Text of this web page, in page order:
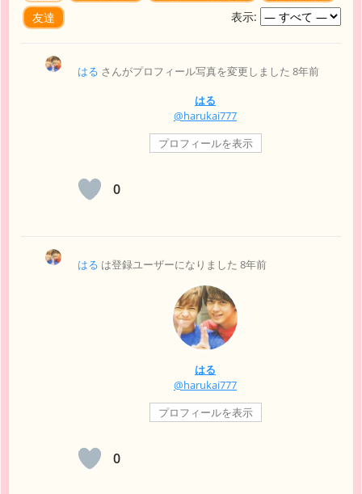
友達
表示:
はる さんがプロフィール写真を変更しました 8年前
はる
@harukai777
プロフィールを表示
0
はる は登録ユーザーになりました 8年前
はる
@harukai777
プロフィールを表示
0